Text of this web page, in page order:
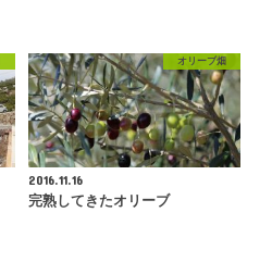
オリーブ畑
2016.11.16
完熟してきたオリーブ